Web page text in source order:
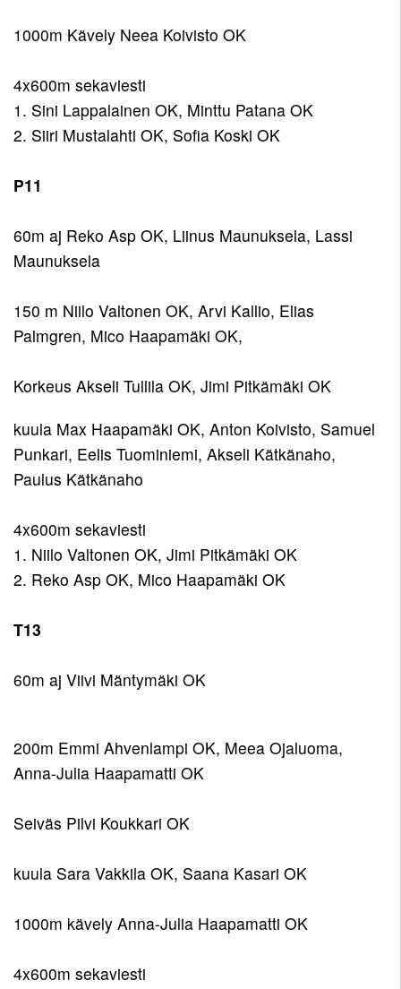
1000m Kävely Neea Koivisto OK
4x600m sekaviesti
1. Sini Lappalainen OK, Minttu Patana OK
2. Siiri Mustalahti OK, Sofia Koski OK
P11
60m aj Reko Asp OK, Liinus Maunuksela, Lassi
Maunuksela
150 m Niilo Valtonen OK, Arvi Kallio, Elias
Palmgren, Mico Haapamäki OK,
Korkeus Akseli Tullila OK, Jimi Pitkämäki OK
kuula Max Haapamäki OK, Anton Koivisto, Samuel
Punkari, Eelis Tuominiemi, Akseli Kätkänaho,
Paulus Kätkänaho
4x600m sekaviesti
1. Niilo Valtonen OK, Jimi Pitkämäki OK
2. Reko Asp OK, Mico Haapamäki OK
T13
60m aj Viivi Mäntymäki OK
200m Emmi Ahvenlampi OK, Meea Ojaluoma,
Anna-Julia Haapamatti OK
Seiväs Pilvi Koukkari OK
kuula Sara Vakkila OK, Saana Kasari OK
1000m kävely Anna-Julia Haapamatti OK
4x600m sekaviesti